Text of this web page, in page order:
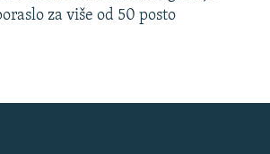
za više od 50 posto